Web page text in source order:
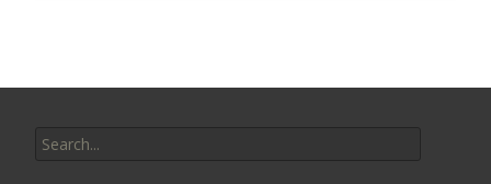
for: